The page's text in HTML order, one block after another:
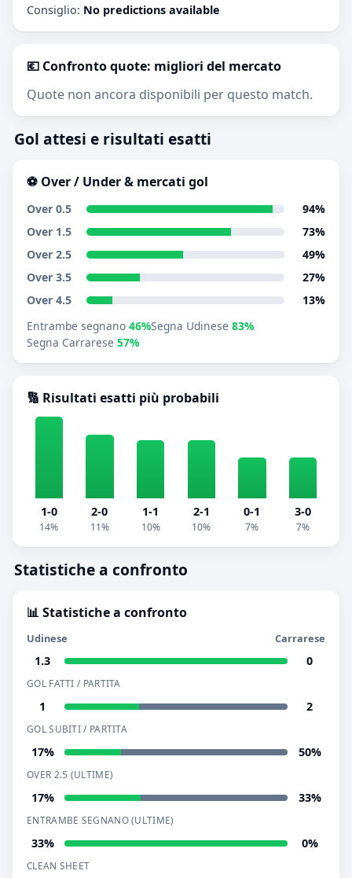
Consiglio: No predictions available
💶 Confronto quote: migliori del mercato
Quote non ancora disponibili per questo match.
Gol attesi e risultati esatti
⚽ Over / Under & mercati gol
Over 0.5
94%
Over 1.5
73%
Over 2.5
49%
Over 3.5
27%
Over 4.5
13%
Entrambe segnano 46%Segna Udinese 83%
Segna Carrarese 57%
🔢 Risultati esatti più probabili
1-0
14%
2-0
11%
1-1
10%
2-1
10%
0-1
7%
3-0
7%
Statistiche a confronto
📊 Statistiche a confronto
Udinese Carrarese
1.3 0
GOL FATTI / PARTITA
1 2
GOL SUBITI / PARTITA
17% 50%
OVER 2.5 (ULTIME)
17% 33%
ENTRAMBE SEGNANO (ULTIME)
33% 0%
CLEAN SHEET